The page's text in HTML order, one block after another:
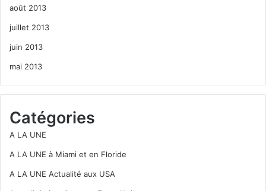
août 2013
juillet 2013
juin 2013
mai 2013
Catégories
A LA UNE
A LA UNE à Miami et en Floride
A LA UNE Actualité aux USA